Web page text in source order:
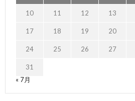
10 11 12 13
17 18 19 20
24 25 26 27
31
« 7月